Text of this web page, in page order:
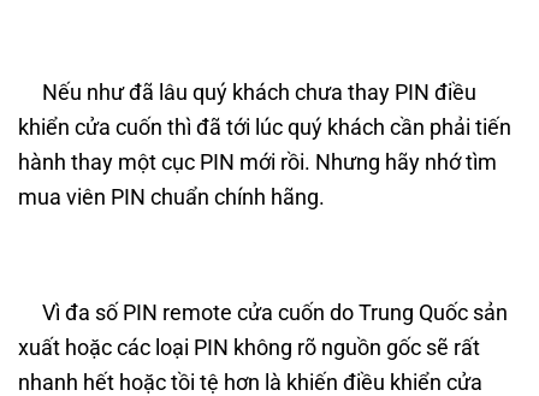
Nếu như đã lâu quý khách chưa thay PIN điều
khiển cửa cuốn thì đã tới lúc quý khách cần phải tiến
hành thay một cục PIN mới rồi. Nhưng hãy nhớ tìm
mua viên PIN chuẩn chính hãng.
Vì đa số PIN remote cửa cuốn do Trung Quốc sản
xuất hoặc các loại PIN không rõ nguồn gốc sẽ rất
nhanh hết hoặc tồi tệ hơn là khiến điều khiển cửa